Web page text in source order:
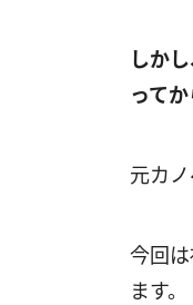
しか
ってか
元カ
今回
ます。